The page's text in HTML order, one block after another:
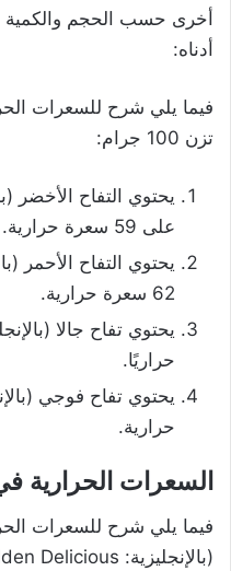
أخرى حسب الحجم والكمية
أدناه:
فيما يلي شرح للسعرات
تزن 100 جرام:
على 59 سعرة حرارية.
62 سعرة حرارية.
حراريًا.
حرارية.
السعرات الحرارية
فيما يلي شرح للسعرات
(بالإنجليزية: Golden Delicious) بأحجامها المختلفة: